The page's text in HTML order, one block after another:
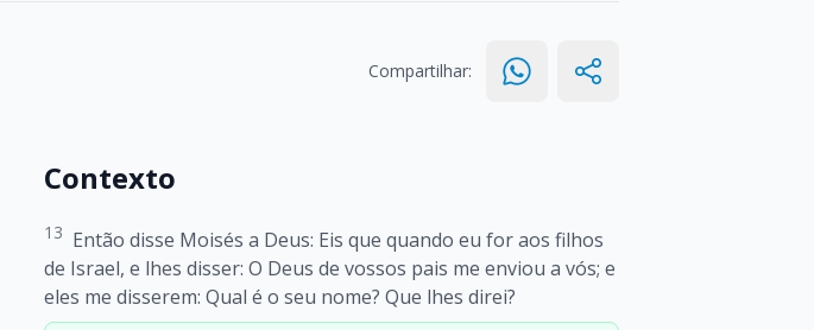
Compartilhar:
Contexto
13 Então disse Moisés a Deus: Eis que quando eu for aos filhos
de Israel, e lhes disser: O Deus de vossos pais me enviou a vós; e
eles me disserem: Qual é o seu nome? Que lhes direi?